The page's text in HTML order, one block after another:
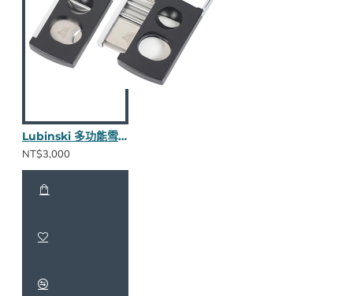
Lubinski 多功能雪茄剪(碳黑)
NT$3,000